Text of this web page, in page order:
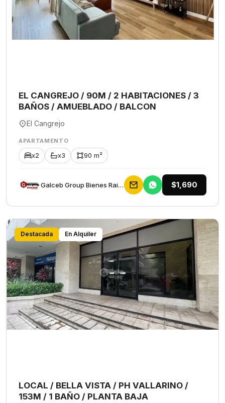
EL CANGREJO / 90M / 2 HABITACIONES / 3
BAÑOS / AMUEBLADO / BALCON
El Cangrejo
APARTAMENTO
x2 x3 90 m²
Galceb Group Bienes Raices $1,690
Destacada En Alquiler
LOCAL / BELLA VISTA / PH VALLARINO /
153M / 1 BAÑO / PLANTA BAJA